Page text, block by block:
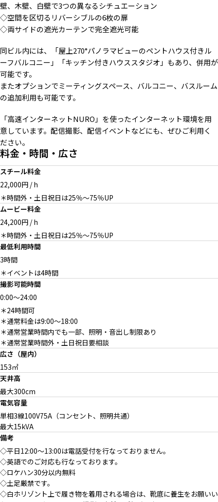
壁、木壁、白壁で3つの異なるシチュエーション
◇空間を区切るリバーシブルの6枚の扉
◇両サイドの遮光カーテンで完全遮光可能
同ビル内には、「屋上270°パノラマビューのペントハウス付きル
ーフバルコニー」「キッチン付きハウススタジオ」もあり、併用が
可能です。
またオプションでミーティングスペース、バルコニー、バスルーム
の追加利用も可能です。
「高速インターネットNURO」を使ったインターネット環境を用
意しています。配信撮影、配信イベントなどにも、ぜひご利用く
ださい。
料金・時間・広さ
スチール料金
22,000円 / h
＊時間外・土日祝日は25％〜75％UP
ムービー料金
24,200円 / h
＊時間外・土日祝日は25％〜75％UP
最低利用時間
3時間
＊イベントは4時間
撮影可能時間
0:00～24:00
＊24時間可
＊通常料金は9:00〜18:00
＊通常営業時間内でも一部、照明・音出し制限あり
＊通常営業時間外・土日祝日要相談
広さ（屋内）
153㎡
天井高
最大300cm
電気容量
単相3線100V75A（コンセント、照明共通）
最大15kVA
備考
◇平日12:00〜13:00は電話受付を行なっておりません。
◇英語でのご対応も行なっております。
◇ロケハン30分以内無料
◇土足厳禁です。
◇白ホリゾント上で履き物を着用される場合は、靴底に養生をお願いい